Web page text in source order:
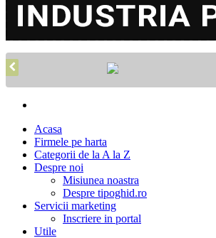
Acasa
Firmele pe harta
Categorii de la A la Z
Despre noi
Misiunea noastra
Despre tipoghid.ro
Servicii marketing
Inscriere in portal
Utile